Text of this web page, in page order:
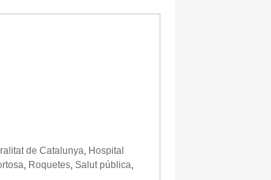
de Catalunya, Hospital
, Roquetes, Salut pública,